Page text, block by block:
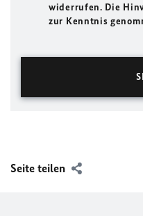
widerrufen. Die
zur Kenntnis
Seite teilen